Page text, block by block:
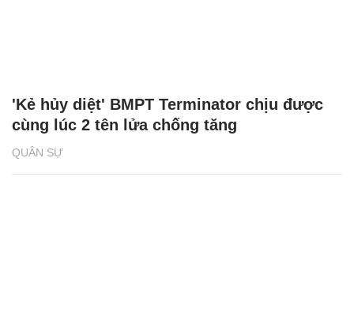
QUÂN SỰ
'Kẻ hủy diệt' BMPT Terminator chịu được
cùng lúc 2 tên lửa chống tăng